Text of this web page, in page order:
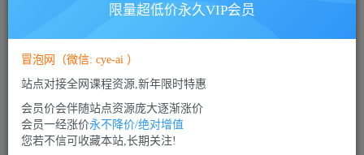
5
VIP会员 免费
立即购买
您当前未登录！建议登陆后购买，可保存购买订单
限量超低价永久VIP会员
冒泡网（微信: cye-ai ）
站点对接全网课程资源,新年限时特惠
会员价会伴随站点资源庞大逐渐涨价
会员一经涨价永不降价/绝对增值
您若不信可收藏本站,长期关注!